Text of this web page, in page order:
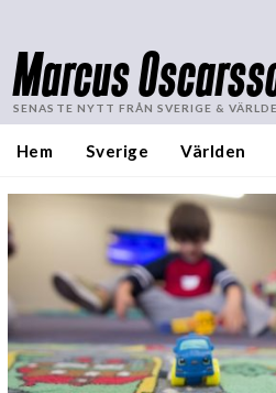
Marcus
SENASTE NYTT FRÅN SVERIGE &
Hem Sverige Världen